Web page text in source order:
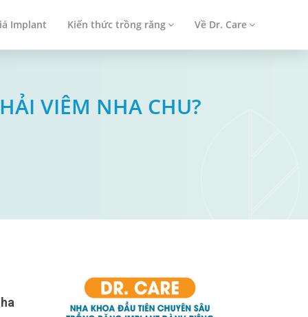
Implant Kiến thức trồng răng Về Dr. Care
VIÊM NHA CHU?